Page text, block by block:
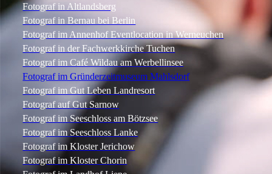
Fotograf in Altlandsberg
Fotograf in Bernau bei Berlin
Fotograf im Annenhof Eventlocation in Werneuchen
Fotograf in der Fachwerkkirche Tuchen
Fotograf im Café Wildau am Werbellinsee
Fotograf im Gründerzeitmuseum Mahlsdorf
Fotograf im Gut Leben Landresort
Fotograf auf Gut Sarnow
Fotograf im Seeschloss am Bötzsee
Fotograf im Seeschloss Lanke
Fotograf im Kloster Jerichow
Fotograf im Kloster Chorin